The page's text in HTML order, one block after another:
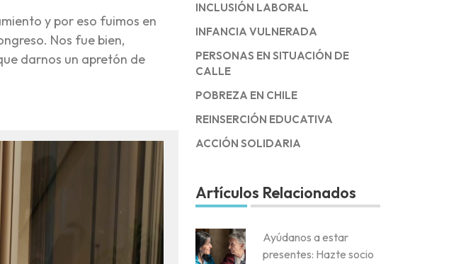
y por eso fuimos en
Nos fue bien,
darnos un apretón de
INCLUSIÓN LABORAL
INFANCIA VULNERADA
PERSONAS EN SITUACIÓN DE
CALLE
POBREZA EN CHILE
REINSERCIÓN EDUCATIVA
ACCIÓN SOLIDARIA
Artículos Relacionados
Ayúdanos a estar
presentes: Hazte socio